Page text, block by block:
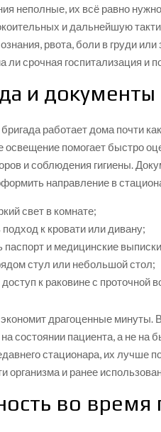
неполные, их всё равно
и дальнейшую
рвота, боли в груди
ли срочная госпитализация и
и документы
работает дома почти
помогает быстро
и соблюдения гигиены.
направление в
свет в комнате;
к кровати или дивану;
паспорт и медицинские
стул или небольшой стол;
к раковине с проточной
экономит драгоценные
состоянии пациента, а не
стационара, их лучше
организма и ранее
во время